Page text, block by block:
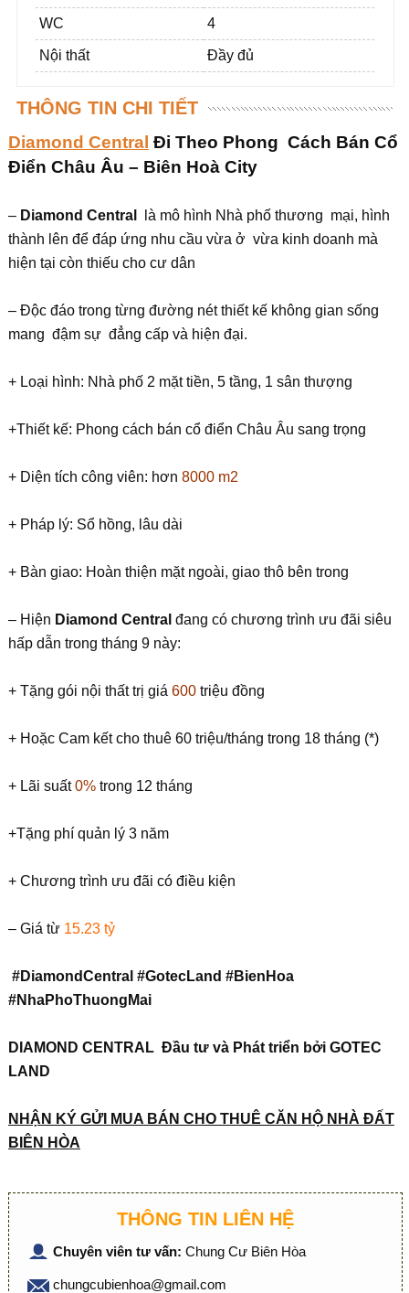
WC 4
Nội thất Đầy đủ
THÔNG TIN CHI TIẾT
Diamond Central Đi Theo Phong Cách Bán Cổ
Điển Châu Âu – Biên Hoà City
– Diamond Central
là mô hình Nhà phố thương mại, hình
thành lên để đáp ứng nhu cầu vừa ở vừa kinh doanh mà
hiện tại còn thiếu cho cư dân
– Độc đáo trong từng đường nét thiết kế không gian sống
mang đậm sự đẳng cấp và hiện đại.
+ Loại hình: Nhà phố 2 mặt tiền, 5 tầng, 1 sân thượng
+Thiết kế: Phong cách bán cổ điển Châu Âu sang trọng
+ Diện tích công viên: hơn 8000 m2
+ Pháp lý: Sổ hồng, lâu dài
+ Bàn giao: Hoàn thiện mặt ngoài, giao thô bên trong
– Hiện Diamond Central đang có chương trình ưu đãi siêu
hấp dẫn trong tháng 9 này:
+ Tặng gói nội thất trị giá 600triệu đồng
+ Hoặc Cam kết cho thuê 60 triệu/tháng trong 18 tháng (*)
+ Lãi suất0%trong 12 tháng
+Tặng phí quản lý 3 năm
+ Chương trình ưu đãi có điều kiện
– Giá từ 15.23 tỷ
#DiamondCentral #GotecLand #BienHoa
#NhaPhoThuongMai
DIAMOND CENTRAL Đầu tư và Phát triển bởi GOTEC
LAND
NHẬN KÝ GỬI MUA BÁN CHO THUÊ CĂN HỘ NHÀ ĐẤT
BIÊN HÒA
THÔNG TIN LIÊN HỆ
Chuyên viên tư vấn: Chung Cư Biên Hòa
chungcubienhoa@gmail.com